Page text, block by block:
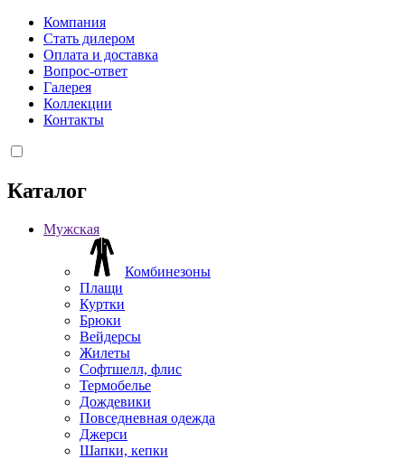
Компания
Стать дилером
Оплата и доставка
Вопрос-ответ
Галерея
Коллекции
Контакты
Каталог
Мужская
Комбинезоны
Плащи
Куртки
Брюки
Вейдерсы
Жилеты
Софтшелл, флис
Термобелье
Дождевики
Повседневная одежда
Джерси
Шапки, кепки